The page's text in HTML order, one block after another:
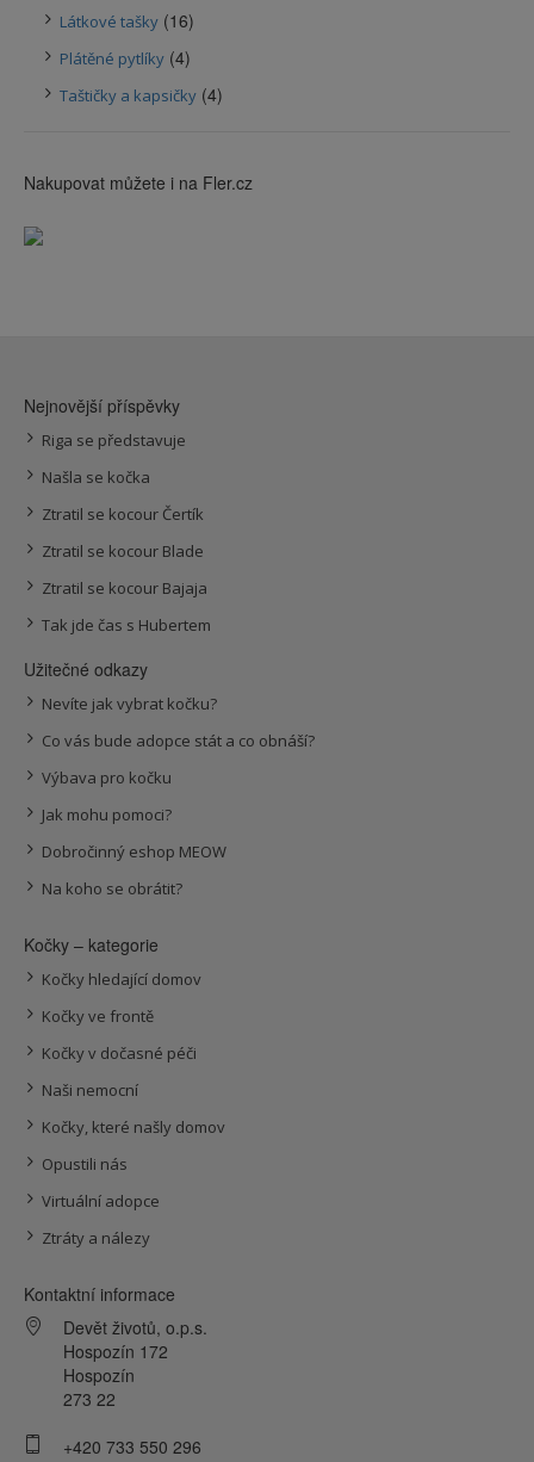
Látkové tašky (16)
Plátěné pytlíky (4)
Taštičky a kapsičky (4)
Nakupovat můžete i na Fler.cz
Nejnovější příspěvky
Riga se představuje
Našla se kočka
Ztratil se kocour Čertík
Ztratil se kocour Blade
Ztratil se kocour Bajaja
Tak jde čas s Hubertem
Užitečné odkazy
Nevíte jak vybrat kočku?
Co vás bude adopce stát a co obnáší?
Výbava pro kočku
Jak mohu pomoci?
Dobročinný eshop MEOW
Na koho se obrátit?
Kočky – kategorie
Kočky hledající domov
Kočky ve frontě
Kočky v dočasné péči
Naši nemocní
Kočky, které našly domov
Opustili nás
Virtuální adopce
Ztráty a nálezy
Kontaktní informace
Devět životů, o.p.s.
Hospozín 172
Hospozín
273 22
+420 733 550 296